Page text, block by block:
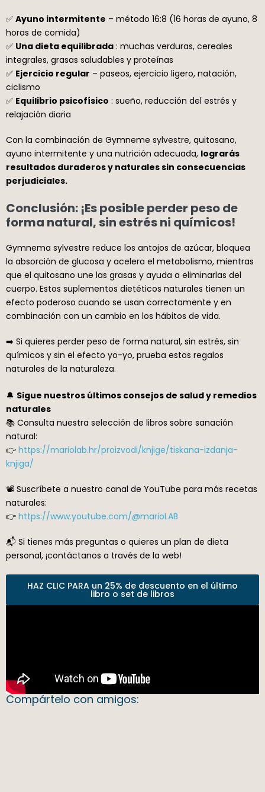
✅ Ayuno intermitente – método 16:8 (16 horas de ayuno, 8
horas de comida)
✅ Una dieta equilibrada : muchas verduras, cereales
integrales, grasas saludables y proteínas
✅ Ejercicio regular – paseos, ejercicio ligero, natación,
ciclismo
✅ Equilibrio psicofísico : sueño, reducción del estrés y
relajación diaria
Con la combinación de Gymneme sylvestre, quitosano,
ayuno intermitente y una nutrición adecuada, lograrás
resultados duraderos y naturales sin consecuencias
perjudiciales.
Conclusión: ¡Es posible perder peso de
forma natural, sin estrés ni químicos!
Gymnema sylvestre reduce los antojos de azúcar, bloquea
la absorción de glucosa y acelera el metabolismo, mientras
que el quitosano une las grasas y ayuda a eliminarlas del
cuerpo. Estos suplementos dietéticos naturales tienen un
efecto poderoso cuando se usan correctamente y en
combinación con un cambio en los hábitos de vida.
➡️ Si quieres perder peso de forma natural, sin estrés, sin
químicos y sin el efecto yo-yo, prueba estos regalos
naturales de la naturaleza.
🔔 Sigue nuestros últimos consejos de salud y remedios
naturales
📚 Consulta nuestra selección de libros sobre sanación
natural:
👉 https://mariolab.hr/proizvodi/knjige/tiskana-izdanja-
knjiga/
📽️ Suscríbete a nuestro canal de YouTube para más recetas
naturales:
👉 https://www.youtube.com/@marioLAB
📬 Si tienes más preguntas o quieres un plan de dieta
personal, ¡contáctanos a través de la web!
HAZ CLIC PARA un 25% de descuento en el último
libro o set de libros
Compártelo con amigos: